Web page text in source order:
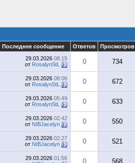
Последнее сообщение Ответов Просмотров
29.03.2026 08:15
от RosalynStL 0 734
29.03.2026 08:06
от RosalynStL 0 672
29.03.2026 05:49
от RosalynStL 0 633
29.03.2026 02:42
от NIBJacelyn 0 550
29.03.2026 02:27
от NIBJacelyn 0 521
29.03.2026 01:56
0 568